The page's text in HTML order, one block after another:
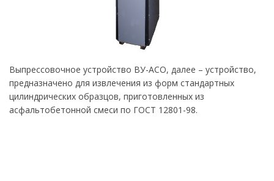
Выпрессовочное устройство ВУ-АСО, далее – устройство,
предназначено для извлечения из форм стандартных
цилиндрических образцов, приготовленных из
асфальтобетонной смеси по ГОСТ 12801-98.